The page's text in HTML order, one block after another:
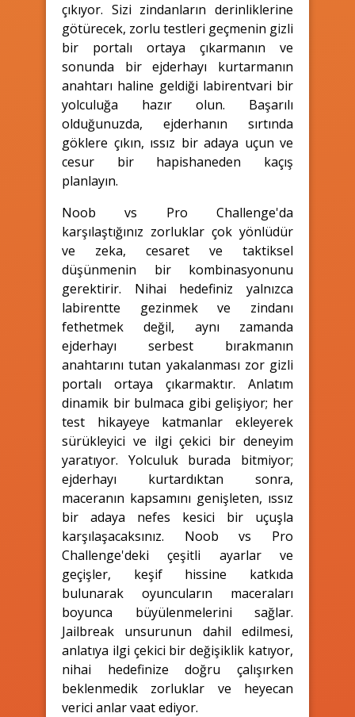
çıkıyor. Sizi zindanların derinliklerine
götürecek, zorlu testleri geçmenin gizli
bir portalı ortaya çıkarmanın ve
sonunda bir ejderhayı kurtarmanın
anahtarı haline geldiği labirentvari bir
yolculuğa hazır olun. Başarılı
olduğunuzda, ejderhanın sırtında
göklere çıkın, ıssız bir adaya uçun ve
cesur bir hapishaneden kaçış
planlayın.
Noob vs Pro Challenge'da
karşılaştığınız zorluklar çok yönlüdür
ve zeka, cesaret ve taktiksel
düşünmenin bir kombinasyonunu
gerektirir. Nihai hedefiniz yalnızca
labirentte gezinmek ve zindanı
fethetmek değil, aynı zamanda
ejderhayı serbest bırakmanın
anahtarını tutan yakalanması zor gizli
portalı ortaya çıkarmaktır. Anlatım
dinamik bir bulmaca gibi gelişiyor; her
test hikayeye katmanlar ekleyerek
sürükleyici ve ilgi çekici bir deneyim
yaratıyor. Yolculuk burada bitmiyor;
ejderhayı kurtardıktan sonra,
maceranın kapsamını genişleten, ıssız
bir adaya nefes kesici bir uçuşla
karşılaşacaksınız. Noob vs Pro
Challenge'deki çeşitli ayarlar ve
geçişler, keşif hissine katkıda
bulunarak oyuncuların maceraları
boyunca büyülenmelerini sağlar.
Jailbreak unsurunun dahil edilmesi,
anlatıya ilgi çekici bir değişiklik katıyor,
nihai hedefinize doğru çalışırken
beklenmedik zorluklar ve heyecan
verici anlar vaat ediyor.